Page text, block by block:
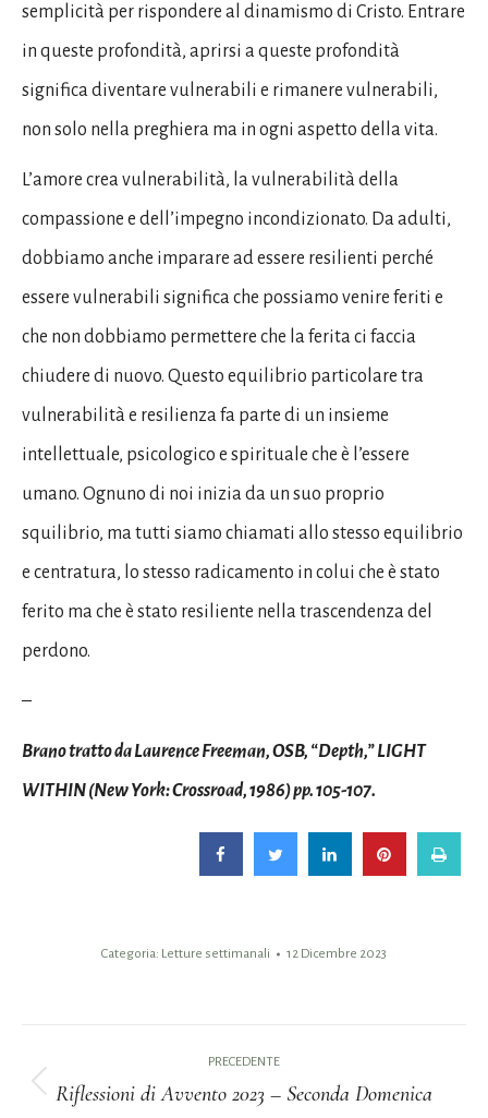
semplicità per rispondere al dinamismo di Cristo. Entrare
in queste profondità, aprirsi a queste profondità
significa diventare vulnerabili e rimanere vulnerabili,
non solo nella preghiera ma in ogni aspetto della vita.
L’amore crea vulnerabilità, la vulnerabilità della
compassione e dell’impegno incondizionato. Da adulti,
dobbiamo anche imparare ad essere resilienti perché
essere vulnerabili significa che possiamo venire feriti e
che non dobbiamo permettere che la ferita ci faccia
chiudere di nuovo. Questo equilibrio particolare tra
vulnerabilità e resilienza fa parte di un insieme
intellettuale, psicologico e spirituale che è l’essere
umano. Ognuno di noi inizia da un suo proprio
squilibrio, ma tutti siamo chiamati allo stesso equilibrio
e centratura, lo stesso radicamento in colui che è stato
ferito ma che è stato resiliente nella trascendenza del
perdono.
–
Brano tratto da Laurence Freeman, OSB, “Depth,” LIGHT
WITHIN (New York: Crossroad, 1986) pp. 105-107.
Categoria: Letture settimanali 12 Dicembre 2023
tra
PRECEDENTE
Post
Riflessioni di Avvento 2023 – Seconda Domenica